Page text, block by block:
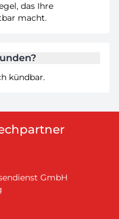
das Ihre
macht.
kündbar.
GmbH